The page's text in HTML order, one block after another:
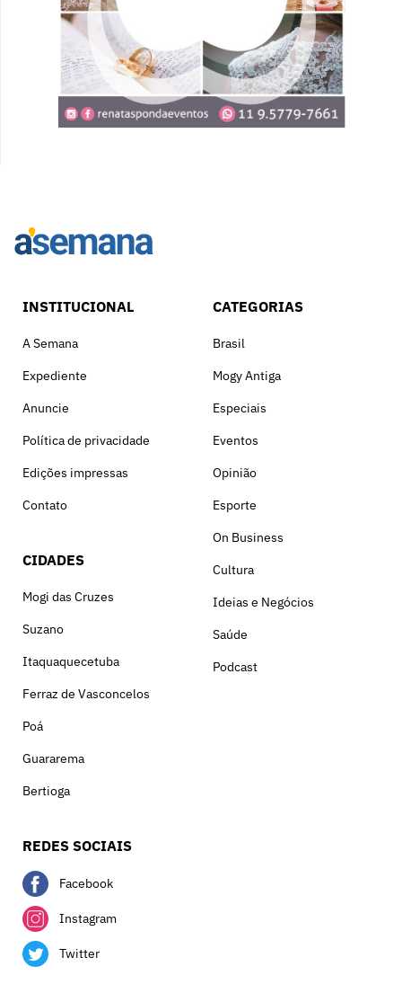
INSTITUCIONAL
A Semana
Expediente
Anuncie
Política de privacidade
Edições impressas
Contato
CIDADES
Mogi das Cruzes
Suzano
Itaquaquecetuba
Ferraz de Vasconcelos
Poá
Guararema
Bertioga
CATEGORIAS
Brasil
Mogy Antiga
Especiais
Eventos
Opinião
Esporte
On Business
Cultura
Ideias e Negócios
Saúde
Podcast
REDES SOCIAIS
Facebook
Instagram
Twitter